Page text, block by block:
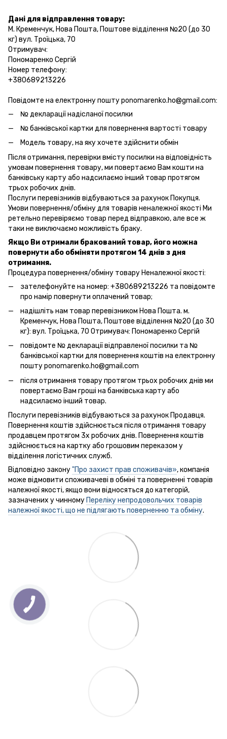
Дані для відправлення товару:
М. Кременчук, Нова Пошта, Поштове відділення №20 (до 30
кг) вул. Троїцька, 70
Отримувач:
Пономаренко Сергій
Номер телефону:
+380689213226
Повідомте на електронну пошту ponomarenko.ho@gmail.com:
№ декларації надісланої посилки
№ банківської картки для повернення вартості товару
Модель товару, на яку хочете здійснити обмін
Після отримання, перевірки вмісту посилки на відповідність
умовам повернення товару, ми повертаємо Вам кошти на
банківську карту або надсилаємо інший товар протягом
трьох робочих днів.
Послуги перевізників відбуваються за рахунок Покупця.
Умови повернення/обміну для товарів неналежної якості Ми
ретельно перевіряємо товар перед відправкою, але все ж
таки не виключаємо можливість браку.
Якщо Ви отримали бракований товар, його можна
повернути або обміняти протягом 14 днів з дня
отримання.
Процедура повернення/обміну товару Неналежної якості:
зателефонуйте на номер: +380689213226 та повідомте
про намір повернути оплачений товар;
надішліть нам товар перевізником Нова Пошта. м.
Кременчук, Нова Пошта, Поштове відділення №20 (до 30
кг): вул. Троїцька, 70 Отримувач: Пономаренко Сергій
повідомте № декларації відправленої посилки та №
банківської картки для повернення коштів на електронну
пошту ponomarenko.ho@gmail.com
після отримання товару протягом трьох робочих днів ми
повертаємо Вам гроші на банківська карту або
надсилаємо інший товар.
Послуги перевізників відбуваються за рахунок Продавця.
Повернення коштів здійснюється після отримання товару
продавцем протягом 3х робочих днів. Повернення коштів
здійснюється на картку або грошовим переказом у
відділення логістичних служб.
Відповідно закону"Про захист прав споживачів», компанія
може відмовити споживачеві в обміні та поверненні товарів
належної якості, якщо вони відносяться до категорій,
зазначених у чинному Переліку непродовольчих товарів
належної якості, що не підлягають поверненню та обміну.